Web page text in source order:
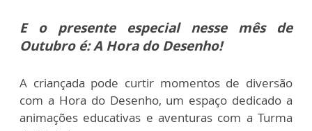
E o presente especial nesse mês de
Outubro é: A Hora do Desenho!
A criançada pode curtir momentos de diversão
com a Hora do Desenho, um espaço dedicado a
animações educativas e aventuras com a Turma